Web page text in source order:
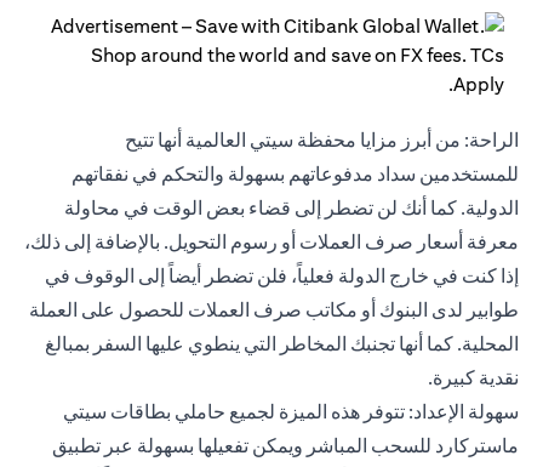
الراحة: من أبرز مزايا محفظة سيتي العالمية أنها تتيح
للمستخدمين سداد مدفوعاتهم بسهولة والتحكم في نفقاتهم
الدولية. كما أنك لن تضطر إلى قضاء بعض الوقت في محاولة
معرفة أسعار صرف العملات أو رسوم التحويل. بالإضافة إلى ذلك،
إذا كنت في خارج الدولة فعلياً، فلن تضطر أيضاً إلى الوقوف في
طوابير لدى البنوك أو مكاتب صرف العملات للحصول على العملة
المحلية. كما أنها تجنبك المخاطر التي ينطوي عليها السفر بمبالغ
نقدية كبيرة.
سهولة الإعداد: تتوفر هذه الميزة لجميع حاملي بطاقات سيتي
ماستركارد للسحب المباشر ويمكن تفعيلها بسهولة عبر تطبيق